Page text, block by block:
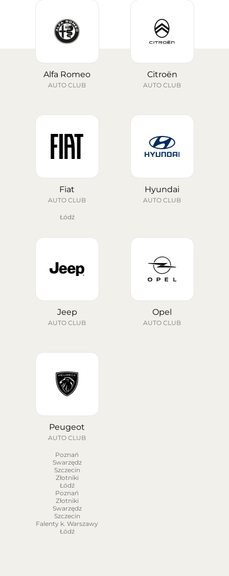
wybrać model idealnie dopasowany do
Twoich potrzeb, doradzimy w kwestii
konfiguracji wyposażenia, a także
przedstawimy najlepsze opcje finansowania i
leasingu, aby zakup nowego Citroëna był
prosty i bezstresowy.
Alfa Romeo
AUTO CLUB
Citroën
AUTO CLUB
Fiat
AUTO CLUB
Łódź
Hyundai
AUTO CLUB
Jeep
AUTO CLUB
Opel
AUTO CLUB
Peugeot
AUTO CLUB
Poznań
Swarzędz
Szczecin
Złotniki
Łódź
Poznań
Złotniki
Swarzędz
Szczecin
Falenty k. Warszawy
Łódź